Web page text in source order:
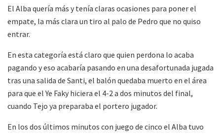
El Alba quería más y tenía claras ocasiones para poner el
empate, la más clara un tiro al palo de Pedro que no quiso
entrar.
En esta categoría está claro que quien perdona lo acaba
pagando y eso acabaría pasando en una desafortunada jugada
tras una salida de Santi, el balón quedaba muerto en el área
para que el Ye Faky hiciera el 4-2 a dos minutos del final,
cuando Tejo ya preparaba el portero jugador.
En los dos últimos minutos con juego de cinco el Alba tuvo